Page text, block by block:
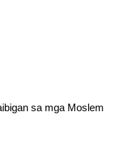
sa mga Moslem